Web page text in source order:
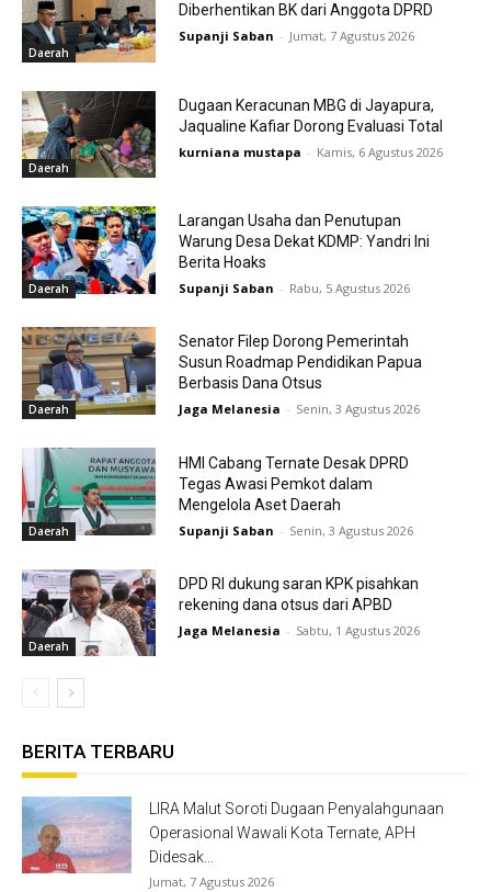
Daerah
Diberhentikan BK dari Anggota DPRD
Supanji Saban - Jumat, 7 Agustus 2026
Daerah
Dugaan Keracunan MBG di Jayapura,
Jaqualine Kafiar Dorong Evaluasi Total
kurniana mustapa - Kamis, 6 Agustus 2026
Daerah
Larangan Usaha dan Penutupan
Warung Desa Dekat KDMP: Yandri Ini
Berita Hoaks
Supanji Saban - Rabu, 5 Agustus 2026
Daerah
Senator Filep Dorong Pemerintah
Susun Roadmap Pendidikan Papua
Berbasis Dana Otsus
Jaga Melanesia - Senin, 3 Agustus 2026
Daerah
HMI Cabang Ternate Desak DPRD
Tegas Awasi Pemkot dalam
Mengelola Aset Daerah
Supanji Saban - Senin, 3 Agustus 2026
Daerah
DPD RI dukung saran KPK pisahkan
rekening dana otsus dari APBD
Jaga Melanesia - Sabtu, 1 Agustus 2026
BERITA TERBARU
LIRA Malut Soroti Dugaan Penyalahgunaan
Operasional Wawali Kota Ternate, APH
Didesak...
Jumat, 7 Agustus 2026